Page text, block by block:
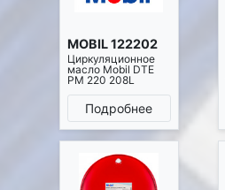
MOBIL 122202
Циркуляционное
масло Mobil DTE
PM 220 208L
Подробнее